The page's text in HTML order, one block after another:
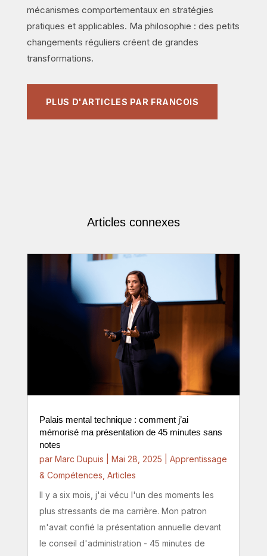
mécanismes comportementaux en stratégies
pratiques et applicables. Ma philosophie : des petits
changements réguliers créent de grandes
transformations.
PLUS D'ARTICLES PAR FRANCOIS
Articles connexes
Palais mental technique : comment j’ai
mémorisé ma présentation de 45 minutes sans
notes
par Marc Dupuis Mai 28, 2025
Apprentissage
& Compétences, Articles
Il y a six mois, j'ai vécu l'un des moments les
plus stressants de ma carrière. Mon patron
m'avait confié la présentation annuelle devant
le conseil d'administration - 45 minutes de